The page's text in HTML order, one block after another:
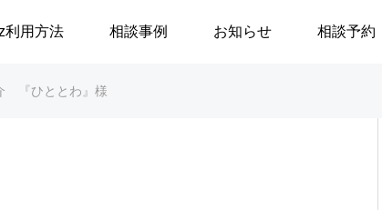
利用方法 相談事例 お知らせ 相談予約
『ひととわ』様